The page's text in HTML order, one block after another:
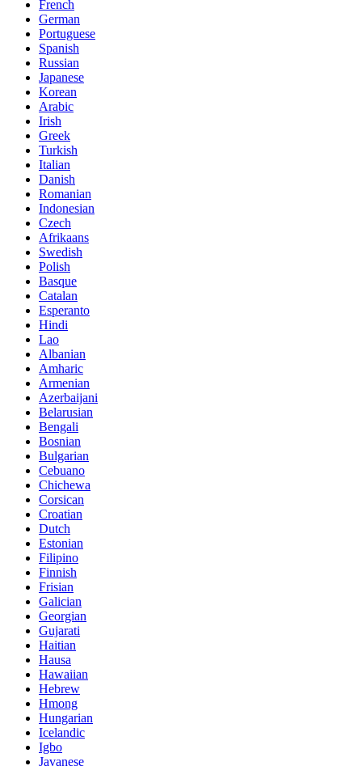
French
German
Portuguese
Spanish
Russian
Japanese
Korean
Arabic
Irish
Greek
Turkish
Italian
Danish
Romanian
Indonesian
Czech
Afrikaans
Swedish
Polish
Basque
Catalan
Esperanto
Hindi
Lao
Albanian
Amharic
Armenian
Azerbaijani
Belarusian
Bengali
Bosnian
Bulgarian
Cebuano
Chichewa
Corsican
Croatian
Dutch
Estonian
Filipino
Finnish
Frisian
Galician
Georgian
Gujarati
Haitian
Hausa
Hawaiian
Hebrew
Hmong
Hungarian
Icelandic
Igbo
Javanese